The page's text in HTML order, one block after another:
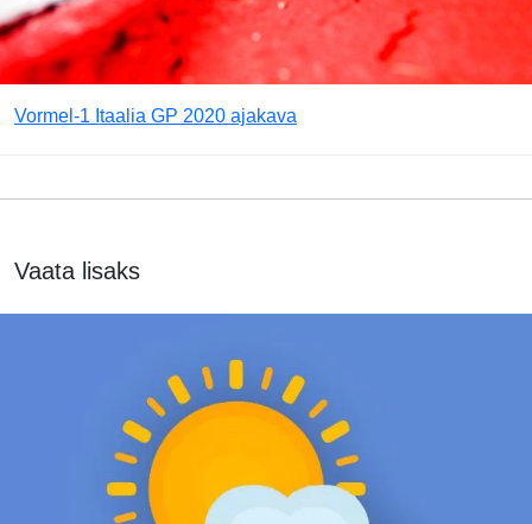
Vormel-1 Itaalia GP 2020 ajakava
Vaata lisaks